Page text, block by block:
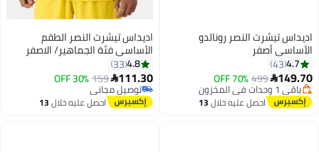
اديداس تيشرت النصر رونالدو
الأساسي أصفر
4.7
43
149.70
499
70% OFF
#14 في البلوزات
توصيل مجاني
باقي 1 وحدات في المخزون
تم بيع +40 مؤخرًا
#14 في البلوزات
احصل عليه خلال13
اديداس تيشرت النصر الطقم
الأساسي فئة الجماهير/ الاصفر
4.8
33
111.30
159
30% OFF
توصيل مجاني
توصيل مجانياحصل عليه خلال13